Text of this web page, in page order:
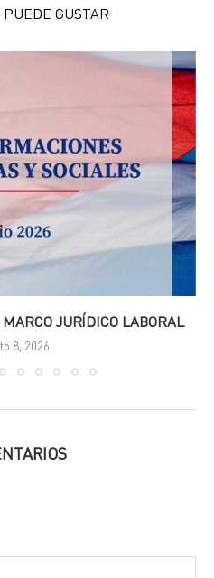
GUSTAR
JURÍDICO LABORAL
8, 2026